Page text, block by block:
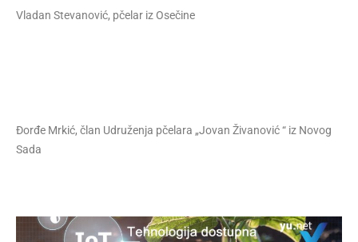
Vladan Stevanović, pčelar iz Osečine
Ðorđe Mrkić, član Udruženja pčelara „Jovan Živanović “ iz Novog
Sada